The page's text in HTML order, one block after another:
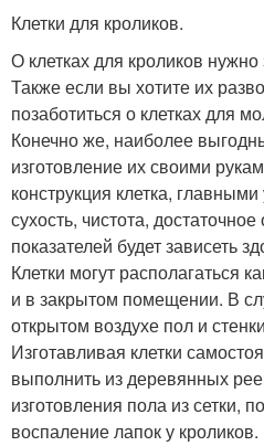
Клетки для кроликов.
О клетках для кроликов
Также если вы хотите их
позаботиться о клетках для
Конечно же, наиболее
изготовление их своими
конструкция клетка,
сухость, чистота,
показателей будет зависеть
Клетки могут располагаться
и в закрытом помещении. В
открытом воздухе пол и
Изготавливая клетки
выполнить из деревянных
изготовления пола из сетки,
воспаление лапок у кроликов.